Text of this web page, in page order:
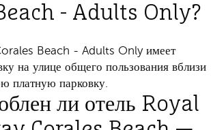
- Adults Only?
Beach - Adults Only имеет
на улице общего пользования вблизи
платную парковку.
ли отель Royal